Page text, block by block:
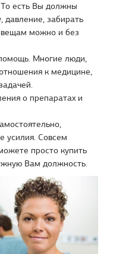
То есть Вы должны
давление, забирать
вещам можно и без
Многие люди,
к медицине,
о препаратах и
усилия. Совсем
просто купить
Вам должность.